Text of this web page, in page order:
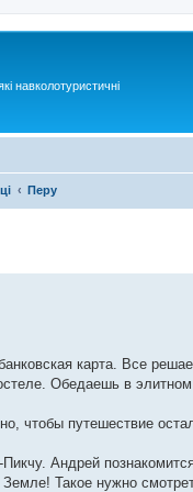
навколотуристичні
Перу
карта. Все
Обедаешь в элитном
чтобы путешествие
Андрей
Такое нужно